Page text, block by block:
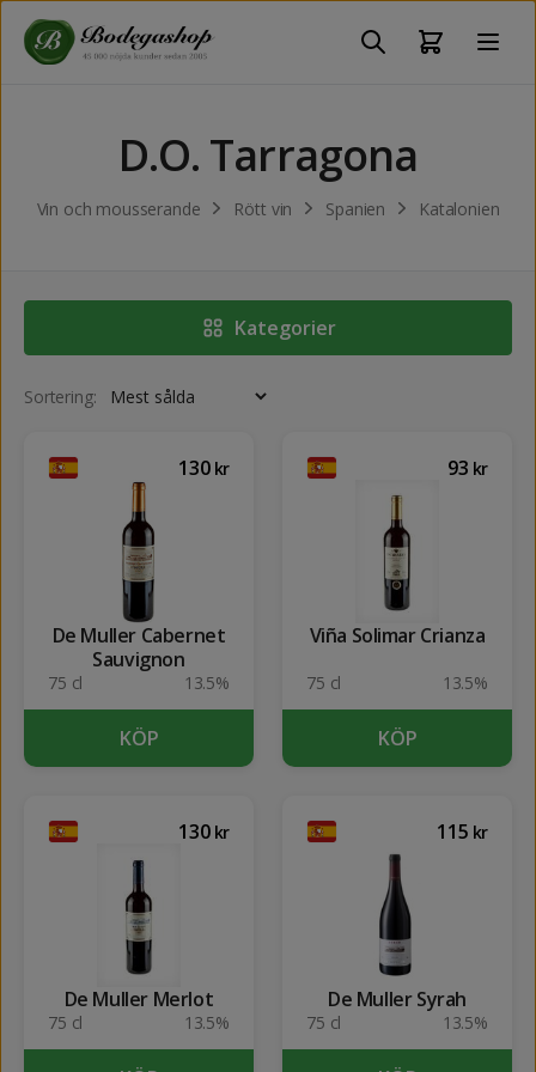
D.O. Tarragona
Vin och mousserande Rött vin Spanien Katalonien
Kategorier
Sortering:
130 kr
De Muller Cabernet
Sauvignon
75 cl 13.5%
KÖP
93 kr
Viña Solimar Crianza
75 cl 13.5%
KÖP
130 kr
De Muller Merlot
75 cl 13.5%
115 kr
De Muller Syrah
75 cl 13.5%